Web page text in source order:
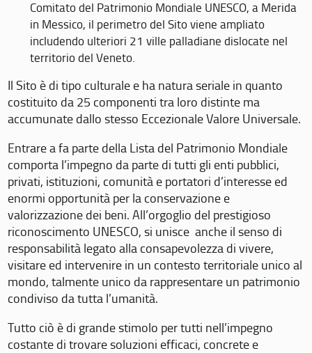
Comitato del Patrimonio Mondiale UNESCO, a Merida
in Messico, il perimetro del Sito viene ampliato
includendo ulteriori 21 ville palladiane dislocate nel
territorio del Veneto.
Il Sito è di tipo culturale e ha natura seriale in quanto
costituito da 25 componenti tra loro distinte ma
accumunate dallo stesso Eccezionale Valore Universale.
Entrare a fa parte della Lista del Patrimonio Mondiale
comporta l’impegno da parte di tutti gli enti pubblici,
privati, istituzioni, comunità e portatori d’interesse ed
enormi opportunità per la conservazione e
valorizzazione dei beni. All’orgoglio del prestigioso
riconoscimento UNESCO, si unisce anche il senso di
responsabilità legato alla consapevolezza di vivere,
visitare ed intervenire in un contesto territoriale unico al
mondo, talmente unico da rappresentare un patrimonio
condiviso da tutta l’umanità.
Tutto ciò è di grande stimolo per tutti nell’impegno
costante di trovare soluzioni efficaci, concrete e